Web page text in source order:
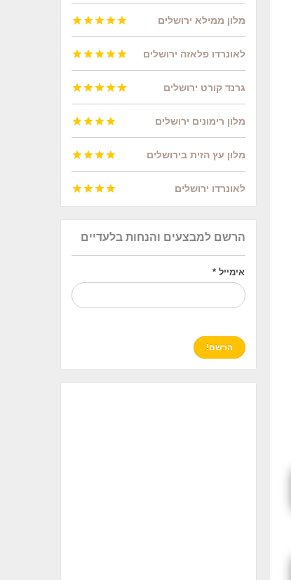
הרשם למבצעים והנחות בלעדיים
אימייל*
מלון ממילא ירושלים 




לאונרדו פלאזה ירושלים 




גרנד קורט ירושלים 




מלון רימונים ירושלים 



מלון עץ הזית בירושלים 



לאונרדו ירושלים 


